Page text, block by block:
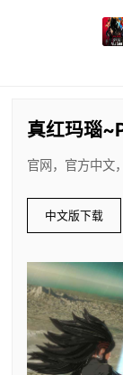
真红玛瑙
官网，官方中文
中文版下载